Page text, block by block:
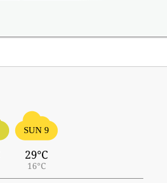
SUN 9
29°C
16°C